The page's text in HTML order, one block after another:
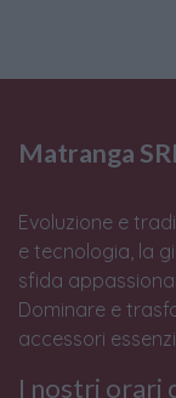
Matranga
Evoluzione e
e tecnologia, la
sfida
Dominare e
accessori
I nostri orari